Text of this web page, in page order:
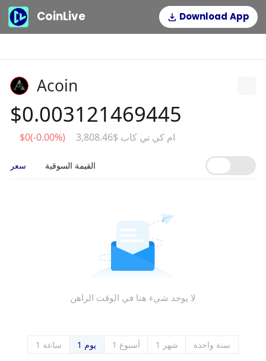
CoinLive Download App
Acoin
$0.003121469445
$0(-0.00%) ام كي تي كاب $3,808.46
سعر القيمة السوقية
لا يوجد شيء هنا في الوقت الراهن
1 ساعة يوم 1 أسبوع 1 1 شهر سنة واحدة